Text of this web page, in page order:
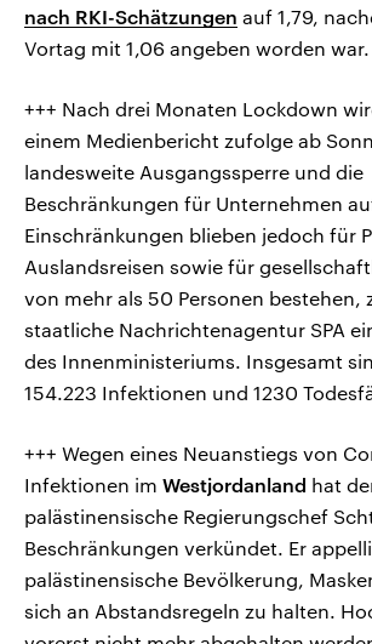
nach RKI-Schätzungen auf 1,79,
Vortag mit 1,06 angeben worden war.
+++ Nach drei Monaten Lockdown
einem Medienbericht zufolge ab
landesweite Ausgangssperre und die
Beschränkungen für Unternehmen
Einschränkungen blieben jedoch für
Auslandsreisen sowie für
von mehr als 50 Personen bestehen,
staatliche Nachrichtenagentur SPA
des Innenministeriums. Insgesamt
154.223 Infektionen und 1230
+++ Wegen eines Neuanstiegs von
Infektionen im Westjordanland hat
palästinensische Regierungschef
Beschränkungen verkündet. Er
palästinensische Bevölkerung,
sich an Abstandsregeln zu halten.